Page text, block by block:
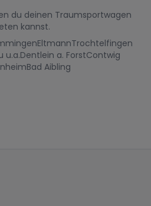
du deinen Traumsportwagen
kannst.
EltmannTrochtelfingen
u.a.Dentlein a. ForstContwig
Bad Aibling